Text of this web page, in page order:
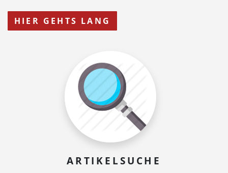
HIER GEHTS LANG
ARTIKELSUCHE